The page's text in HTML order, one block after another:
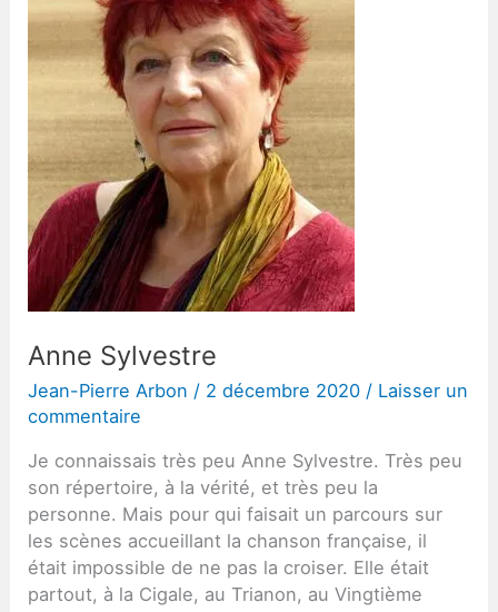
Anne Sylvestre
Jean-Pierre Arbon / 2 décembre 2020 / Laisser un
commentaire
Je connaissais très peu Anne Sylvestre. Très peu
son répertoire, à la vérité, et très peu la
personne. Mais pour qui faisait un parcours sur
les scènes accueillant la chanson française, il
était impossible de ne pas la croiser. Elle était
partout, à la Cigale, au Trianon, au Vingtième